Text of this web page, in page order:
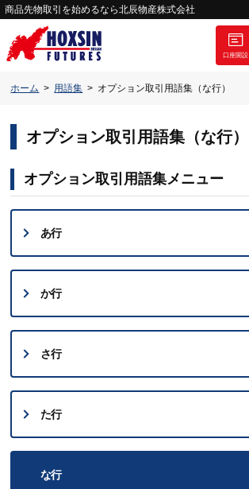
商品先物取引を始めるなら北辰物産株式会社
口座開設
ホーム 用語集 オプション取引用語集（な行）
オプション取引用語集（な行）
オプション取引用語集メニュー
あ行
か行
さ行
た行
な行